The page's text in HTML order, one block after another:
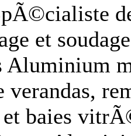
et
verandas,
et baies